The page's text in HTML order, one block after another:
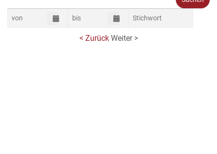
< Zurück Weiter >